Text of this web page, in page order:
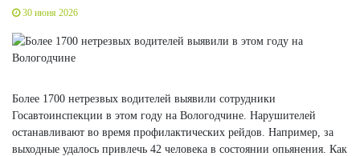
30 июня 2026
Более 1700 нетрезвых водителей выявили сотрудники
Госавтоинспекции в этом году на Вологодчине. Нарушителей
останавливают во время профилактических рейдов. Например, за
выходные удалось привлечь 42 человека в состоянии опьянения. Как